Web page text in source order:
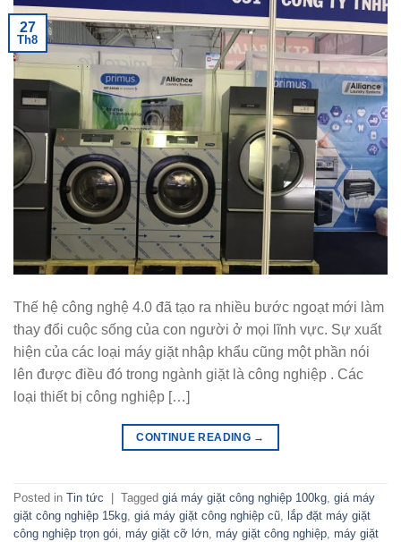
27
Th8
Thế hệ công nghệ 4.0 đã tạo ra nhiều bước ngoạt mới làm
thay đổi cuộc sống của con người ở mọi lĩnh vực. Sự xuất
hiện của các loại máy giặt nhập khẩu cũng một phần nói
lên được điều đó trong ngành giặt là công nghiệp . Các
loại thiết bị công nghiệp […]
CONTINUE READING →
Posted in Tin tức Tagged giá máy giặt công nghiệp 100kg giá máy
giặt công nghiệp 15kg giá máy giặt công nghiệp cũ
lắp đặt máy giặt
công nghiệp trọn gói máy giặt cỡ lớn máy giặt công nghiệp máy giặt